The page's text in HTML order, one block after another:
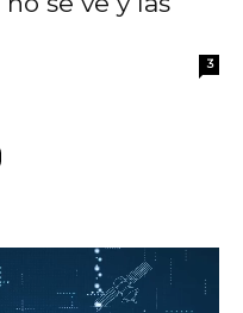
3